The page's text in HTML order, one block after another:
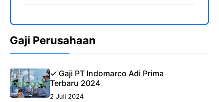
Gaji Perusahaan
✓ Gaji PT Indomarco Adi Prima
Terbaru 2024
2 Juli 2024